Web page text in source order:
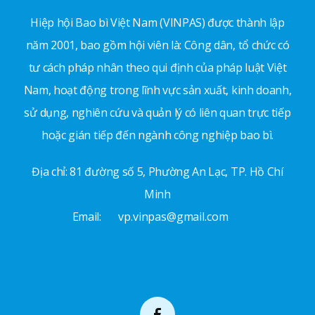
Hiệp hội Bao bì Việt Nam (VINPAS) được thành lập
năm 2001, bao gồm hội viên là: Công dân, tổ chức có
tư cách pháp nhân theo qui định của pháp luật Việt
Nam, hoạt động trong lĩnh vực sản xuất, kinh doanh,
sử dụng, nghiên cứu và quản lý có liên quan trực tiếp
hoặc gián tiếp đến ngành công nghiệp bao bì.
Địa chỉ: 81 đường số 5, Phường An Lạc, TP. Hồ Chí
Minh
Email:
vp.vinpas@gmail.com